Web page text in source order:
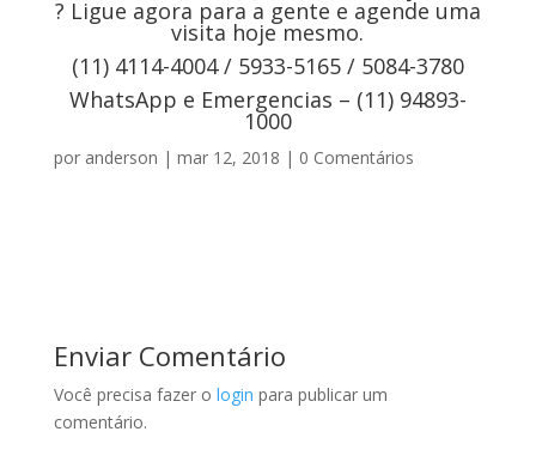
? Ligue agora para a gente e agende uma
visita hoje mesmo.
(11) 4114-4004 / 5933-5165 / 5084-3780
WhatsApp e Emergencias – (11) 94893-
1000
por anderson | mar 12, 2018 | 0 Comentários
Enviar Comentário
Você precisa fazer o login para publicar um
comentário.